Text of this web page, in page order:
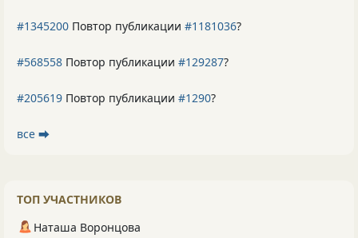
#1345200 Повтор публикации #1181036?
#568558 Повтор публикации #129287?
#205619 Повтор публикации #1290?
все ⮕
ТОП УЧАСТНИКОВ
Наташа Воронцова